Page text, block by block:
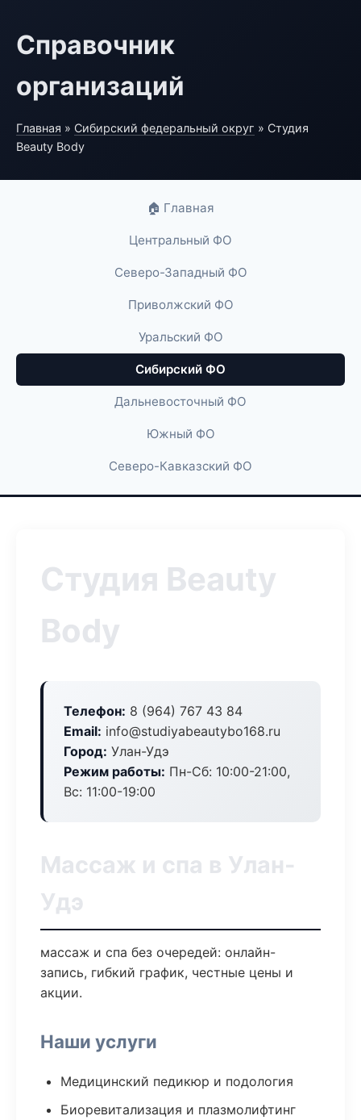
Справочник
организаций
Главная » Сибирский федеральный округ » Студия
Beauty Body
🏠 Главная
Центральный ФО
Северо-Западный ФО
Приволжский ФО
Уральский ФО
Сибирский ФО
Дальневосточный ФО
Южный ФО
Северо-Кавказский ФО
Студия Beauty
Body
Телефон: 8 (964) 767 43 84
Email: info@studiyabeautybo168.ru
Город: Улан-Удэ
Режим работы: Пн-Сб: 10:00-21:00,
Вс: 11:00-19:00
Массаж и спа в Улан-
Удэ
массаж и спа без очередей: онлайн-
запись, гибкий график, честные цены и
акции.
Наши услуги
Медицинский педикюр и подология
Биоревитализация и плазмолифтинг